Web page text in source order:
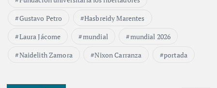
Gustavo Petro
Hasbreidy Marentes
Laura Jácome
mundial
mundial 2026
Naidelith Zamora
Nixon Carranza portada